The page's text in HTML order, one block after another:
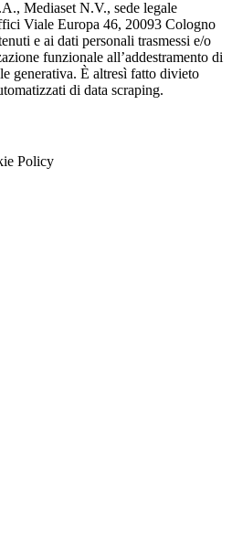
Mediaset N.V., sede legale
Viale Europa 46, 20093 Cologno
e ai dati personali trasmessi e/o
funzionale all’addestramento di
generativa. È altresì fatto divieto
di data scraping.
Policy